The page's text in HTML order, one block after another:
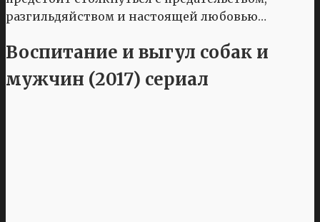
разгильдяйством и настоящей любовью…
Воспитание и выгул собак и
мужчин (2017) сериал